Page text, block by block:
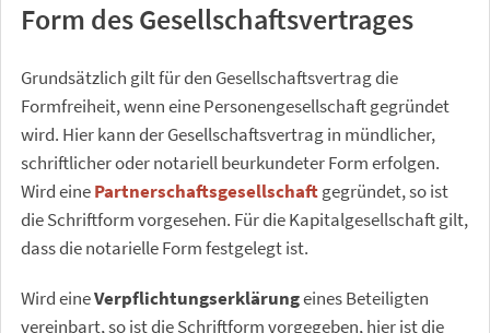
Form des Gesellschaftsvertrages
Grundsätzlich gilt für den Gesellschaftsvertrag die
Formfreiheit, wenn eine Personengesellschaft gegründet
wird. Hier kann der Gesellschaftsvertrag in mündlicher,
schriftlicher oder notariell beurkundeter Form erfolgen.
Wird einePartnerschaftsgesellschaftgegründet, so ist
die Schriftform vorgesehen. Für die Kapitalgesellschaft gilt,
dass die notarielle Form festgelegt ist.
Wird eineVerpflichtungserklärungeines Beteiligten
vereinbart, so ist die Schriftform vorgegeben, hier ist die